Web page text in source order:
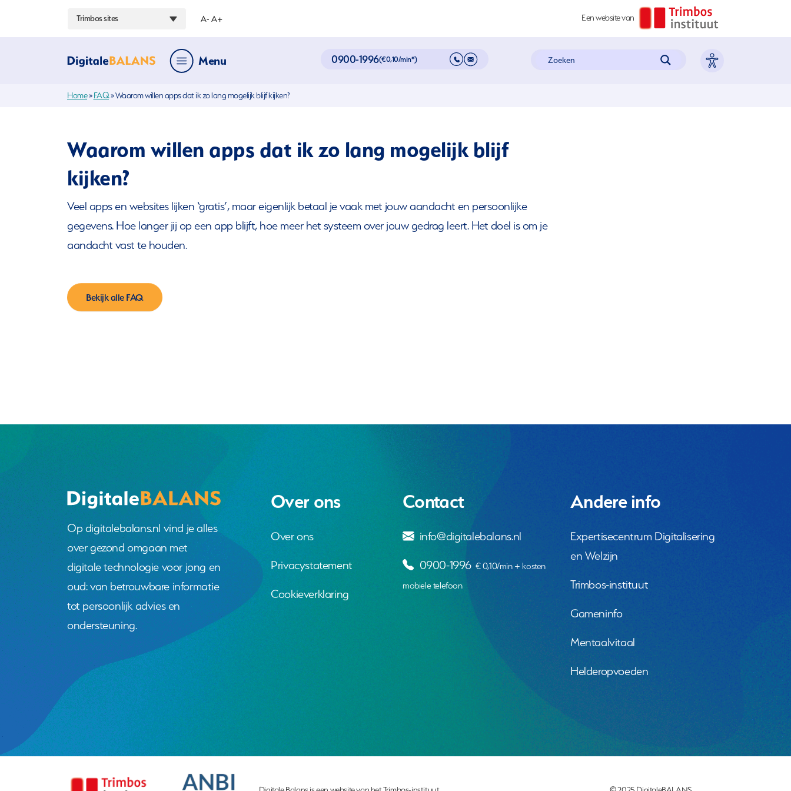
Trimbos sites A- A+ Een website van
Menu
Hoofdmenu
0900-1996(€0,10/min*)
Home»FAQ»Waarom willen apps dat ik zo lang mogelijk blijf kijken?
Waarom willen apps dat ik zo lang mogelijk blijf
kijken?
Veel apps en websites lijken ‘gratis’, maar eigenlijk betaal je vaak met jouw aandacht en persoonlijke
gegevens. Hoe langer jij op een app blijft, hoe meer het systeem over jouw gedrag leert. Het doel is om je
aandacht vast te houden.
Bekijk alle FAQ
Op digitalebalans.nl vind je alles
over gezond omgaan met
digitale technologie voor jong en
oud: van betrouwbare informatie
tot persoonlijk advies en
ondersteuning.
Over ons
Over ons
Privacystatement
Cookieverklaring
Contact
info@digitalebalans.nl
0900-1996 € 0,10/min + kosten
mobiele telefoon
Andere info
Expertisecentrum Digitalisering
en Welzijn
Trimbos-instituut
Gameninfo
Mentaalvitaal
Helderopvoeden